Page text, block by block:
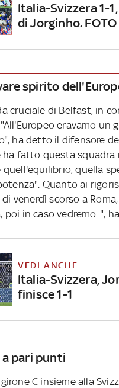
Italia-Svizzera 1-
di Jorginho. FOTO
spirito
cruciale di Belfast, in
eravamo
ha detto il difensore
ha fatto questa
quella
Quanto ai
di venerdì scorso a
poi in caso vedremo..",
VEDI ANCHE
Italia-Svizzera,
finisce 1-1
a pari punti
C insieme alla